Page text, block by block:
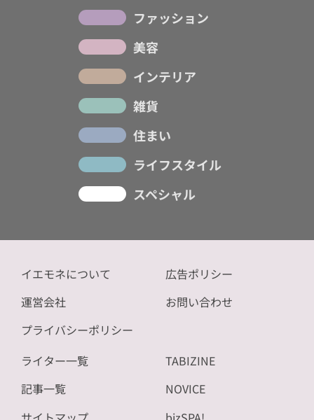
ファッション
美容
インテリア
雑貨
住まい
ライフスタイル
スペシャル
イエモネについて
運営会社
プライバシーポリシー
広告ポリシー
お問い合わせ
ライター一覧
記事一覧
TABIZINE
NOVICE